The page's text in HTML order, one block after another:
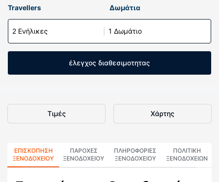
Travellers Δωμάτια
2 Ενήλικες 1 Δωμάτιο
έλεγχος διαθεσιμοτητας
Τιμές Χάρτης
ΕΠΙΣΚΌΠΗΣΗ
ΞΕΝΟΔΟΧΕΊΟΥ
ΠΑΡΟΧΕΣ
ΞΕΝΟΔΟΧΕΙΟΥ
ΠΛΗΡΟΦΟΡΊΕΣ
ΞΕΝΟΔΟΧΕΊΟΥ
ΠΟΛΙΤΙΚΗ
ΞΕΝΟΔΟΧΕΊΩΝ